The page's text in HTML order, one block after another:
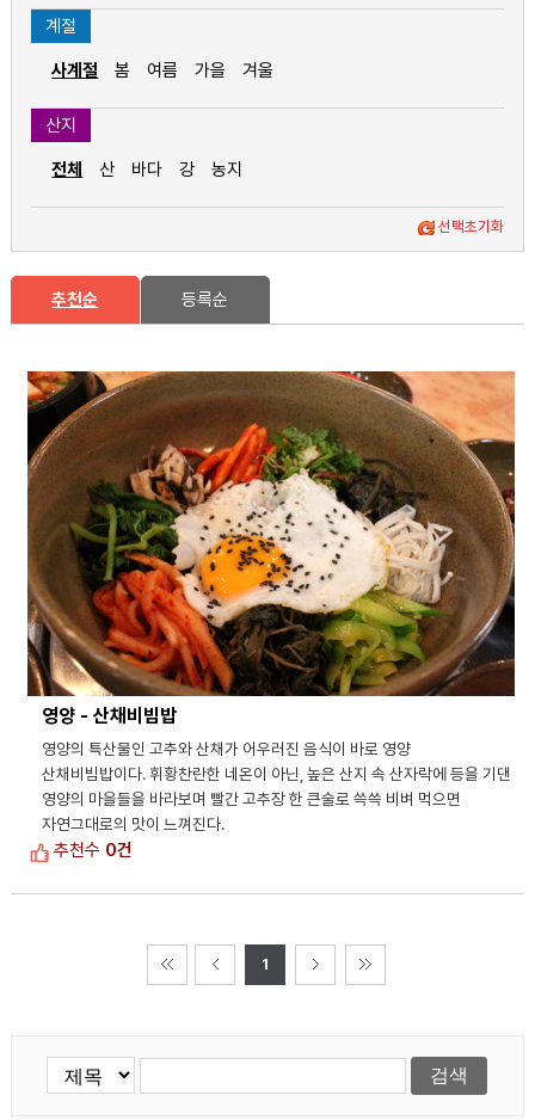
계절
사계절 봄 여름 가을 겨울
산지
전체 산 바다 강 농지
선택초기화
추천순 등록순
영양 - 산채비빔밥
영양의 특산물인 고추와 산채가 어우러진 음식이 바로 영양
산채비빔밥이다. 휘황찬란한 네온이 아닌, 높은 산지 속 산자락에 등을 기댄
영양의 마을들을 바라보며 빨간 고추장 한 큰술로 쓱쓱 비벼 먹으면
자연그대로의 맛이 느껴진다.
추천수 0건
1